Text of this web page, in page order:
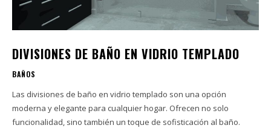
DIVISIONES DE BAÑO EN VIDRIO TEMPLADO
BAÑOS
Las divisiones de baño en vidrio templado son una opción
moderna y elegante para cualquier hogar. Ofrecen no solo
funcionalidad, sino también un toque de sofisticación al baño.